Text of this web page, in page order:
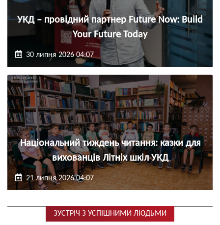
УКД – провідний партнер Future Now: Build
Your Future Today
30 липня 2026 04:07
Національний тиждень читання: казки для
вихованців Літніх шкіл УКД
21 липня 2026 04:07
ЗУСТРІЧ З УСПІШНИМИ ЛЮДЬМИ